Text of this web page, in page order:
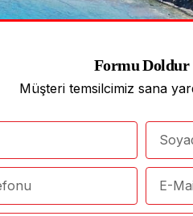
Formu Doldur
Müşteri temsilcimiz sana